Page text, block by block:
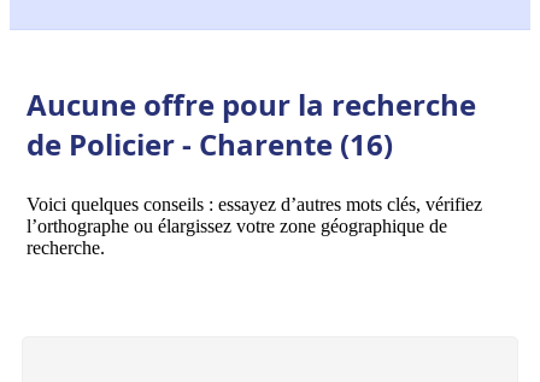
Aucune offre pour la recherche
de Policier - Charente (16)
Voici quelques conseils : essayez d’autres mots clés, vérifiez
l’orthographe ou élargissez votre zone géographique de
recherche.